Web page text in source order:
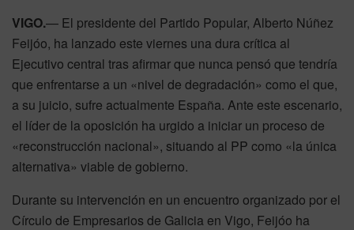
VIGO.— El presidente del Partido Popular, Alberto Núñez
Feijóo, ha lanzado este viernes una dura crítica al
Ejecutivo central tras afirmar que nunca pensó que tendría
que enfrentarse a un «nivel de degradación» como el que,
a su juicio, sufre actualmente España. Ante este escenario,
el líder de la oposición ha urgido a iniciar un proceso de
«reconstrucción nacional», situando al PP como «la única
alternativa» viable de gobierno.
Durante su intervención en un encuentro organizado por el
Círculo de Empresarios de Galicia en Vigo, Feijóo ha